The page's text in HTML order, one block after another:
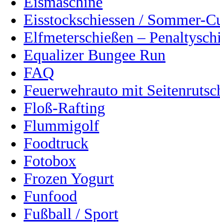
Eisstockschiessen / Sommer-
Elfmeterschießen –
Equalizer Bungee Run
FAQ
Feuerwehrauto mit
Floß-Rafting
Flummigolf
Foodtruck
Fotobox
Frozen Yogurt
Funfood
Fußball / Sport